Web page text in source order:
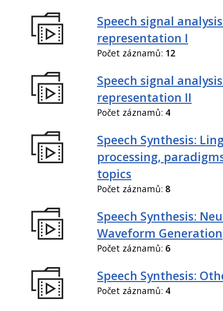
Speech signal
representation I
Počet záznamů: 12
Speech signal
representation II
Počet záznamů: 4
Speech Synthesis:
processing,
topics
Počet záznamů: 8
Speech Synthesis:
Waveform Generation
Počet záznamů: 6
Speech Synthesis:
Počet záznamů: 4